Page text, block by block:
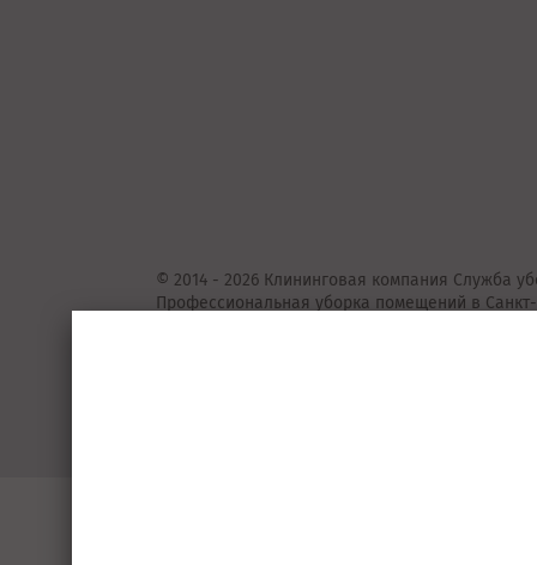
© 2014 - 2026 Клининговая компания Служба
Профессиональная уборка помещений в